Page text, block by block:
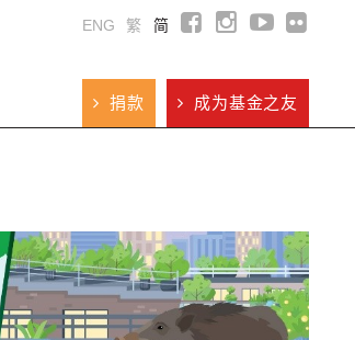
ENG 繁 简
成为基金之友
捐款